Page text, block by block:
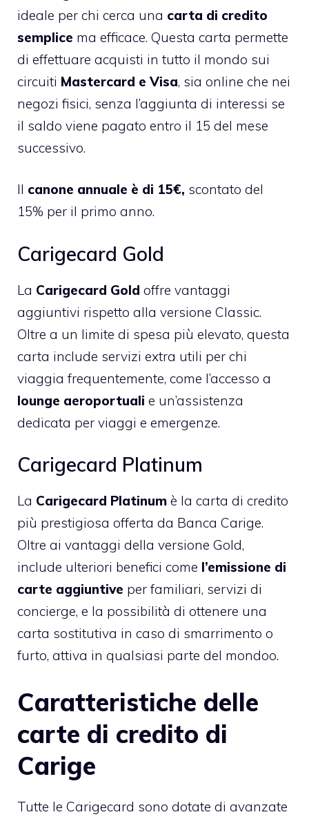
ideale per chi cerca una carta di credito
semplice ma efficace. Questa carta permette
di effettuare acquisti in tutto il mondo sui
circuiti Mastercard e Visa, sia online che nei
negozi fisici, senza l’aggiunta di interessi se
il saldo viene pagato entro il 15 del mese
successivo.
Il canone annuale è di 15€, scontato del
15% per il primo anno.
Carigecard Gold
La Carigecard Gold offre vantaggi
aggiuntivi rispetto alla versione Classic.
Oltre a un limite di spesa più elevato, questa
carta include servizi extra utili per chi
viaggia frequentemente, come l’accesso a
lounge aeroportuali e un’assistenza
dedicata per viaggi e emergenze.
Carigecard Platinum
La Carigecard Platinum è la carta di credito
più prestigiosa offerta da Banca Carige.
Oltre ai vantaggi della versione Gold,
include ulteriori benefici come l’emissione di
carte aggiuntive per familiari, servizi di
concierge, e la possibilità di ottenere una
carta sostitutiva in caso di smarrimento o
furto, attiva in qualsiasi parte del mondoo.
Caratteristiche delle
carte di credito di
Carige
Tutte le Carigecard sono dotate di avanzate